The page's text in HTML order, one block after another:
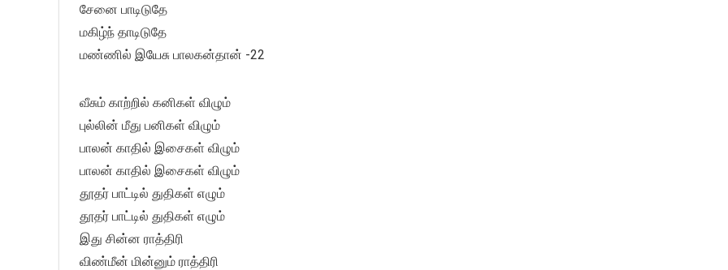
சேனை பாடிடுதே
மகிழ்ந் தாடிடுதே
மண்ணில் இயேசு பாலகன்தான் -22
வீசும் காற்றில் கனிகள் விழும்
புல்லின் மீது பனிகள் விழும்
பாலன் காதில் இசைகள் விழும்
பாலன் காதில் இசைகள் விழும்
தூதர் பாட்டில் துதிகள் எழும்
தூதர் பாட்டில் துதிகள் எழும்
இது சின்ன ராத்திரி
விண்மீன் மின்னும் ராத்திரி